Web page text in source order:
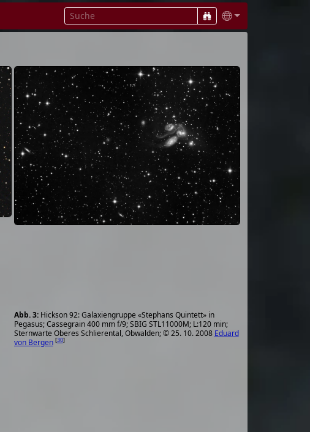
Hickson 92: Galaxiengruppe «Stephans Quintett» in
Pegasus; Cassegrain 400 mm f/9; SBIG STL11000M; L:120 min;
Sternwarte Oberes Schlierental, Obwalden; © 25. 10. 2008 Eduard
von Bergen [30]